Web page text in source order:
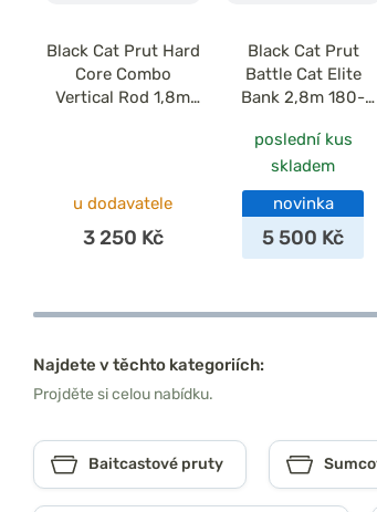
Black Cat Prut Hard
Core Combo
Vertical Rod 1,8m
u dodavatele
3 250 Kč
Black Cat Prut
Battle Cat Elite
Bank 2,8m 180-
poslední kus
skladem
novinka
5 500 Kč
Najdete v těchto kategoriích:
Projděte si celou nabídku.
Baitcastové pruty